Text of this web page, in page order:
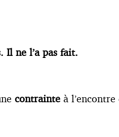
Il ne l’a pas fait.
contrainte à